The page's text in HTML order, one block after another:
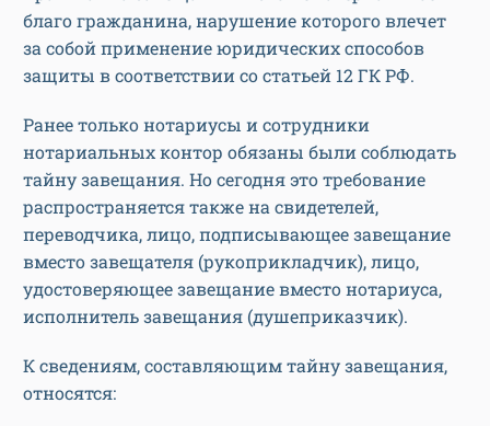
благо гражданина, нарушение которого влечет
за собой применение юридических способов
защиты в соответствии со статьей 12 ГК РФ.
Ранее только нотариусы и сотрудники
нотариальных контор обязаны были соблюдать
тайну завещания. Но сегодня это требование
распространяется также на свидетелей,
переводчика, лицо, подписывающее завещание
вместо завещателя (рукоприкладчик), лицо,
удостоверяющее завещание вместо нотариуса,
исполнитель завещания (душеприказчик).
К сведениям, составляющим тайну завещания,
относятся: